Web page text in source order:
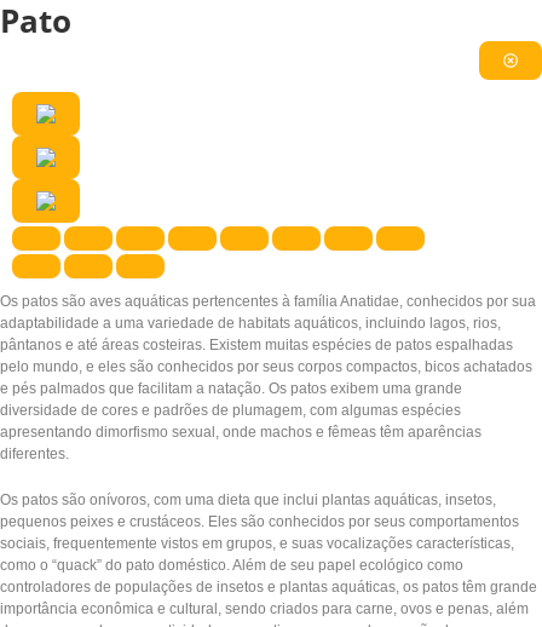
Pato
Os patos são aves aquáticas pertencentes à família Anatidae, conhecidos por sua
adaptabilidade a uma variedade de habitats aquáticos, incluindo lagos, rios,
pântanos e até áreas costeiras. Existem muitas espécies de patos espalhadas
pelo mundo, e eles são conhecidos por seus corpos compactos, bicos achatados
e pés palmados que facilitam a natação. Os patos exibem uma grande
diversidade de cores e padrões de plumagem, com algumas espécies
apresentando dimorfismo sexual, onde machos e fêmeas têm aparências
diferentes.
Os patos são onívoros, com uma dieta que inclui plantas aquáticas, insetos,
pequenos peixes e crustáceos. Eles são conhecidos por seus comportamentos
sociais, frequentemente vistos em grupos, e suas vocalizações características,
como o “quack” do pato doméstico. Além de seu papel ecológico como
controladores de populações de insetos e plantas aquáticas, os patos têm grande
importância econômica e cultural, sendo criados para carne, ovos e penas, além